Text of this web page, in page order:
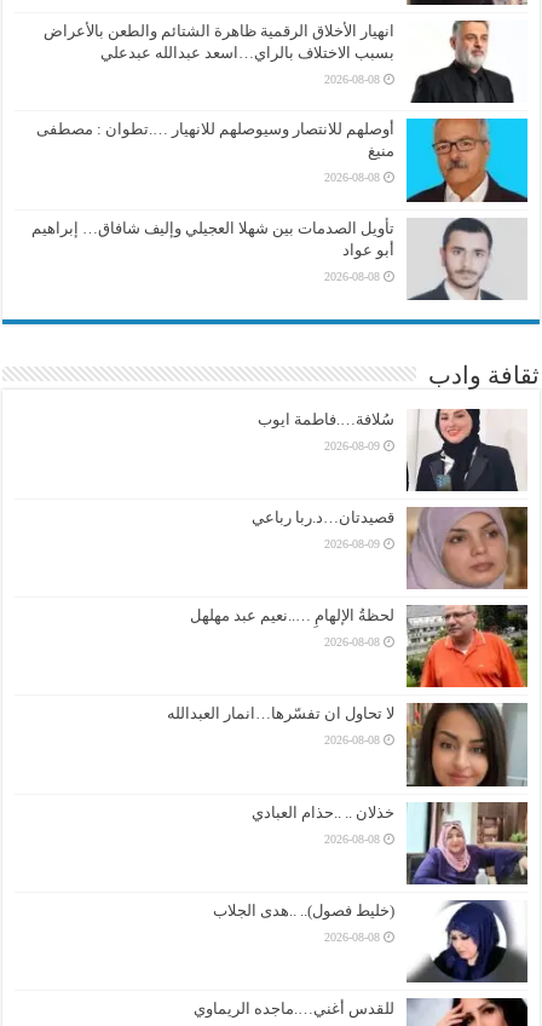
انهيار الأخلاق الرقمية ظاهرة الشتائم والطعن بالأعراض
بسبب الاختلاف بالراي…اسعد عبدالله عبدعلي
2026-08-08
أوصلهم للانتصار وسيوصلهم للانهيار ….تطوان : مصطفى
منيغ
2026-08-08
تأويل الصدمات بين شهلا العجيلي وإليف شافاق… إبراهيم
أبو عواد
2026-08-08
ثقافة وادب
سُلافة….فاطمة ايوب
2026-08-09
قصيدتان…د.ربا رباعي
2026-08-09
لحظةُ الإلهامِ …..نعيم عبد مهلهل
2026-08-08
لا تحاول ان تفسّرها…انمار العبدالله
2026-08-08
خذلان .. ..حذام العبادي
2026-08-08
(خليط فصول).. ..هدى الجلاب
2026-08-08
للقدس أغني….ماجده الريماوي